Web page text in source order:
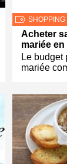
SHOPPING
Acheter
mariée
Le budget
mariée